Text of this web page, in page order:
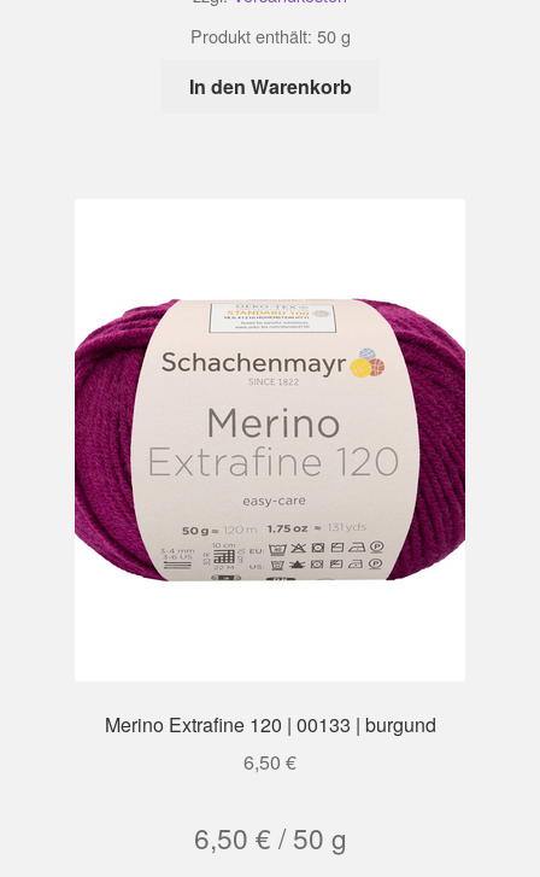
Produkt enthält: 50g
In den Warenkorb
Merino Extrafine 120 | 00133 | burgund
6,50 €
6,50 € /50 g